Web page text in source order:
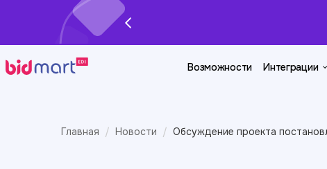
Возможности Интеграции
Главная Новости Обсуждение проекта